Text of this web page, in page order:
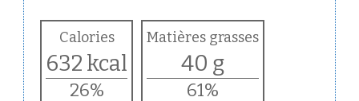
Calories
632 kcal
26%
Matières grasses
40 g
61%